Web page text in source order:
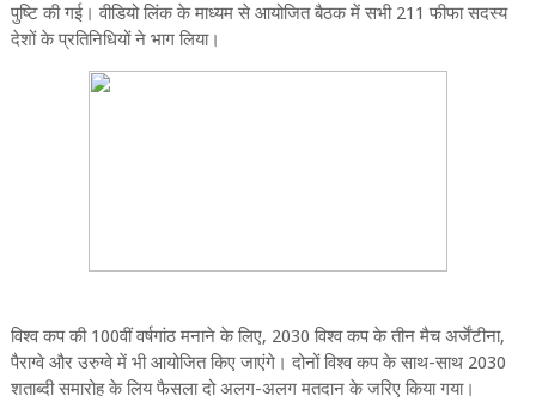
पुष्टि की गई। वीडियो लिंक के माध्यम से आयोजित बैठक में सभी 211 फीफा सदस्य
देशों के प्रतिनिधियों ने भाग लिया।
विश्व कप की 100वीं वर्षगांठ मनाने के लिए, 2030 विश्‍व कप के तीन मैच अर्जेंटीना,
पैराग्वे और उरुग्वे में भी आयोजित किए जाएंगे। दोनों विश्‍व कप के साथ-साथ 2030
शताब्दी समारोह के लिय फैसला दो अलग-अलग मतदान के जरिए किया गया।